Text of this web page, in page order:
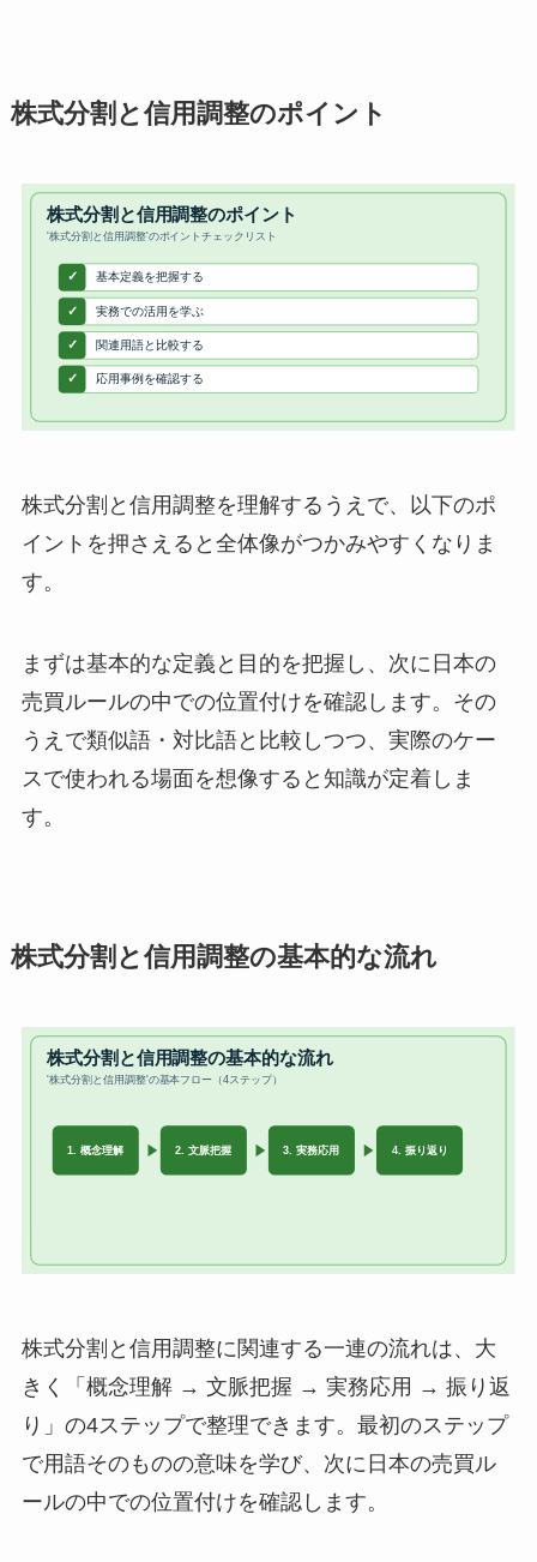
株式分割と信用調整のポイント
株式分割と信用調整を理解するうえで、以下のポ
イントを押さえると全体像がつかみやすくなりま
す。
まずは基本的な定義と目的を把握し、次に日本の
売買ルールの中での位置付けを確認します。その
うえで類似語・対比語と比較しつつ、実際のケー
スで使われる場面を想像すると知識が定着しま
す。
株式分割と信用調整の基本的な流れ
株式分割と信用調整に関連する一連の流れは、大
きく「概念理解 → 文脈把握 → 実務応用 → 振り返
り」の4ステップで整理できます。最初のステップ
で用語そのものの意味を学び、次に日本の売買ル
ールの中での位置付けを確認します。